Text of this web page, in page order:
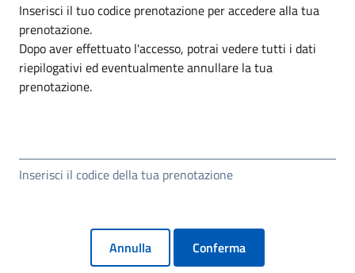
Inserisci il tuo codice prenotazione per accedere alla tua
prenotazione.
Dopo aver effettuato l'accesso, potrai vedere tutti i dati
riepilogativi ed eventualmente annullare la tua
prenotazione.
Inserisci il codice della tua prenotazione
Annulla Conferma